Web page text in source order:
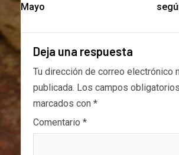
Mayo
Deja una respuesta
Tu dirección de correo electrónico
publicada. Los campos
marcados con *
Comentario *